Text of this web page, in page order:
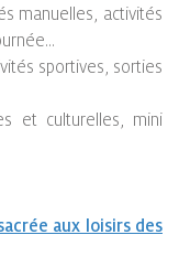
manuelles, activités
sportives, sorties
et culturelles, mini
aux loisirs des